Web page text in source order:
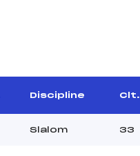
Discipline Clt.
Slalom 33